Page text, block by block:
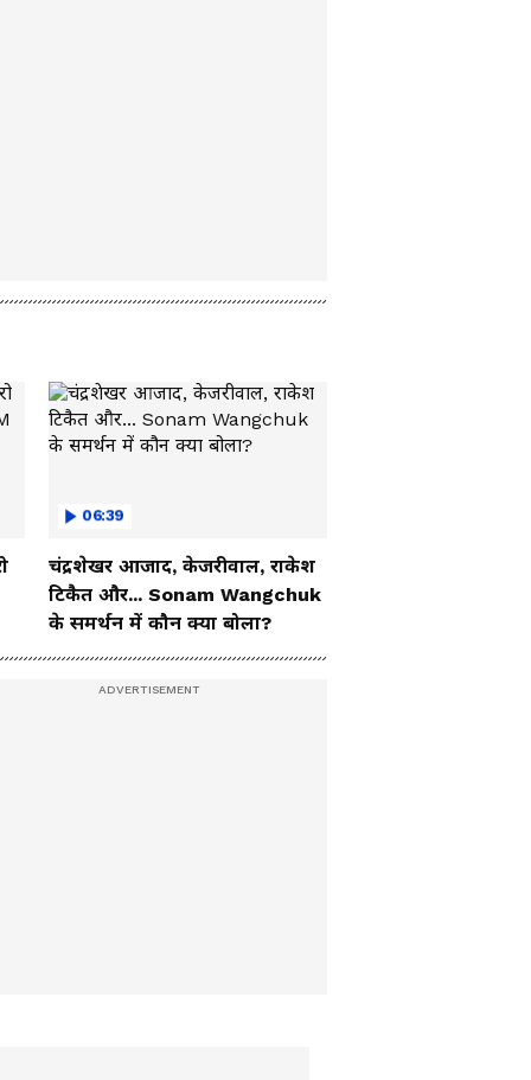
06:39
चंद्रशेखर आजाद, केजरीवाल, राकेश
टिकैत और... Sonam Wangchuk
के समर्थन में कौन क्या बोला?